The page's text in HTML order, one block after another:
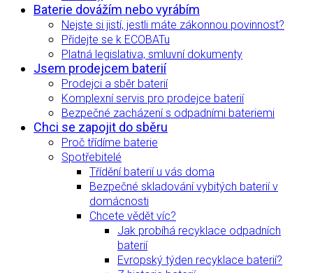
Baterie dovážím nebo vyrábím
Nejste si jistí, jestli máte zákonnou povinnost?
Přidejte se k ECOBATu
Platná legislativa, smluvní dokumenty
Jsem prodejcem baterií
Prodejci a sběr baterií
Komplexní servis pro prodejce baterií
Bezpečné zacházení s odpadními bateriemi
Chci se zapojit do sběru
Proč třídíme baterie
Spotřebitelé
Třídění baterií u vás doma
Bezpečné skladování vybitých baterií v
domácnosti
Chcete vědět víc?
Jak probíhá recyklace odpadních
baterií
Evropský týden recyklace baterií?